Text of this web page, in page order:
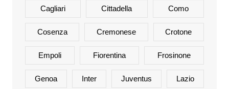
Cagliari Cittadella Como
Cosenza Cremonese Crotone
Empoli Fiorentina Frosinone
Genoa Inter Juventus Lazio